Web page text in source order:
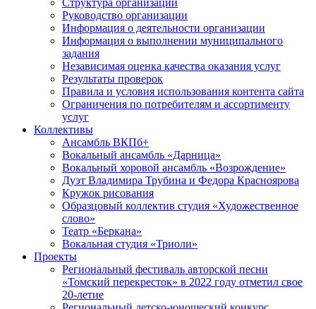
Структура организации
Руководство организации
Информация о деятельности организации
Информация о выполнении муниципального
задания
Независимая оценка качества оказания услуг
Результаты проверок
Правила и условия использования контента сайта
Ограничения по потребителям и ассортименту
услуг
Коллективы
Ансамбль ВКПб+
Вокальный ансамбль «Дарница»
Вокальный хоровой ансамбль «Возрождение»
Дуэт Владимира Трубина и Федора Красноярова
Кружок рисования
Образцовый коллектив студия «Художественное
слово»
Театр «Беркана»
Вокальная студия «Триоли»
Проекты
Региональный фестиваль авторской песни
«Томский перекресток» в 2022 году отметил свое
20-летие